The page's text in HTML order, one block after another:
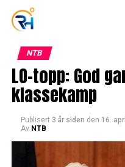
NTB
LO-topp: God
klassekamp
Publisert 3 år siden den 16.
Av NTB